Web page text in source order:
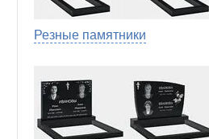
Резные памятники